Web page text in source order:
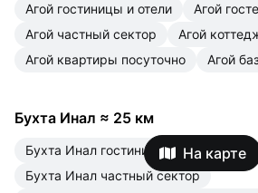
На карте
Агой гостиницы и отели
Агой
Агой частный сектор
Агой
Агой квартиры посуточно
Агой
Бухта Инал ≈ 25 км
Бухта Инал гостиницы и отели
Бухта Инал частный сектор